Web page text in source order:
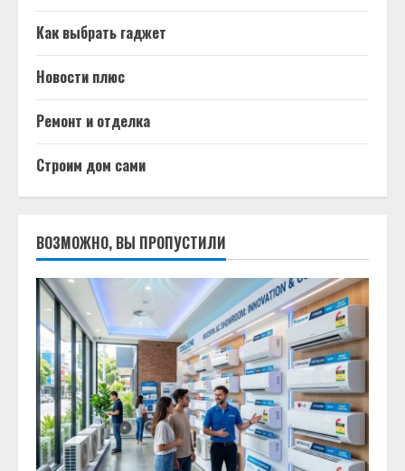
Как выбрать гаджет
Новости плюс
Ремонт и отделка
Строим дом сами
ВОЗМОЖНО, ВЫ ПРОПУСТИЛИ